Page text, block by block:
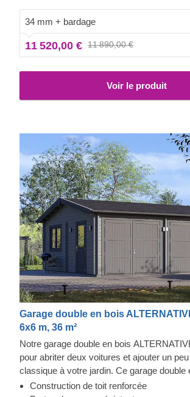
joyeux avec SILVIA DUO F PLUS !
34 mm + bardage
11 520,00 € 11 890,00 €
Voir le produit
Garage double en bois
6x6 m, 36 m²
Notre garage double en bois
pour abriter deux voitures et ajouter un
classique à votre jardin. Ce garage double
dans lequel vous aurez certainement envie
Construction de toit renforcée